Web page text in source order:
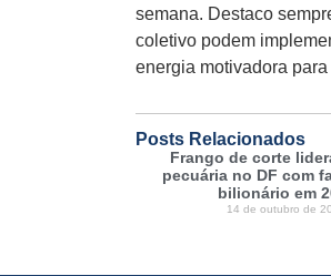
semana. Destaco
coletivo podem
energia motivadora para
Posts Relacionados
Frango de corte
pecuária no DF com
bilionário em
14 de outubro de